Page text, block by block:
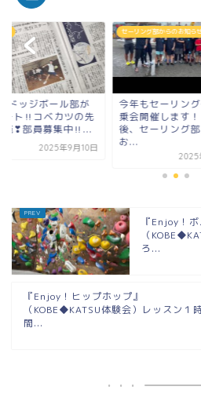
ドッジボール部が
ート‼コベカツの先
施❣部員募集中‼...
2025年9月10日
セーリング部からのお知ら
今年もセーリン
乗会開催します
後、セーリング
お...
2025
『Enjoy！
（
ろ...
『Enjoy！ヒップホップ』
（KOBE◆KATSU体験会）レッスン１
間...